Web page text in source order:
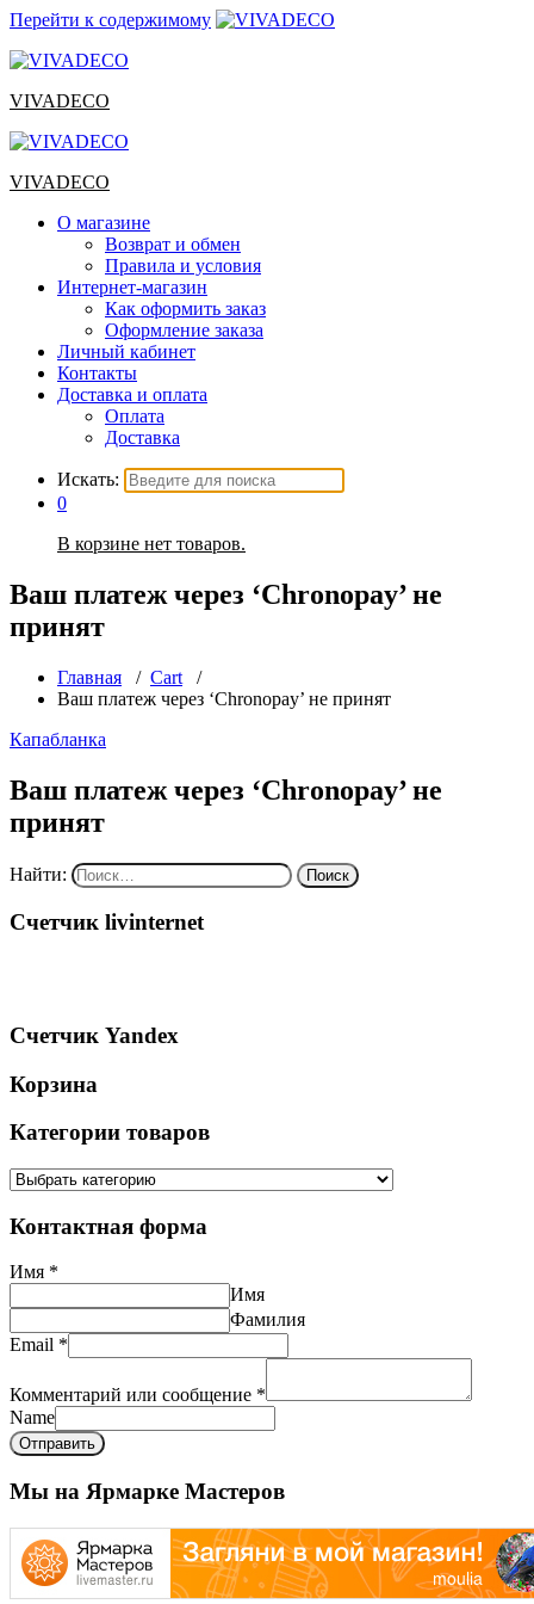
Перейти к содержимому
VIVADECO
VIVADECO
О магазине
Возврат и обмен
Правила и условия
Интернет-магазин
Как оформить заказ
Оформление заказа
Личный кабинет
Контакты
Доставка и оплата
Оплата
Доставка
Искать:
0
В корзине нет товаров.
Ваш платеж через ‘Chronopay’ не
принят
Главная / Cart /
Ваш платеж через ‘Chronopay’ не принят
Капабланка
Ваш платеж через ‘Chronopay’ не
принят
Найти:
Счетчик livinternet
Счетчик Yandex
Корзина
Категории товаров
Контактная форма
Имя *
Имя
Фамилия
Email *
Комментарий или сообщение *
Name
Отправить
Мы на Ярмарке Мастеров